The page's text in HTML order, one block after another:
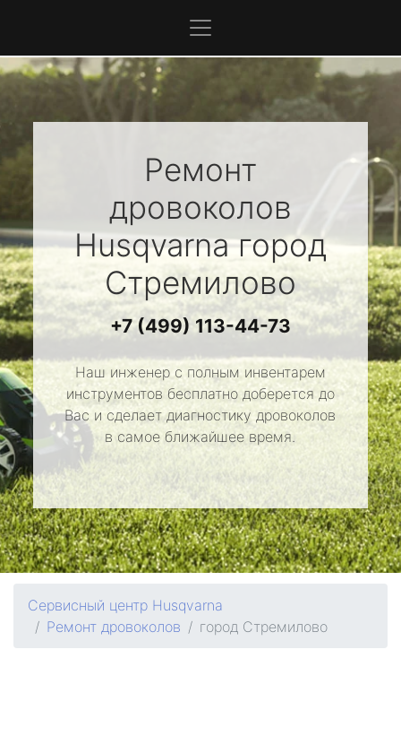
Ремонт
дровоколов
Husqvarnaгород
Стремилово
+7 (499) 113-44-73
Наш инженер с полным инвентарем
инструментов бесплатно доберется до
Вас и сделает диагностику дровоколов
в самое ближайшее время.
Сервисный центр Husqvarna
Ремонт дровоколов
город Стремилово